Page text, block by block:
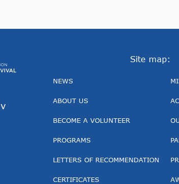
Site map:
NEWS
ABOUT US
BECOME A VOLUNTEER
PROGRAMS
LETTERS OF RECOMMENDATION
CERTIFICATES